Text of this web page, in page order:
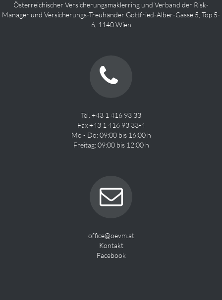
Österreichischer Versicherungsmaklerring und Verband der Risk-
Manager und Versicherungs-Treuhänder Gottfried-Alber-Gasse 5, Top 5-
6, 1140 Wien
Tel. +43 1 416 93 33
Fax +43 1 416 93 33-4
Mo - Do: 09:00 bis 16:00 h
Freitag: 09:00 bis 12:00 h
office@oevm.at
Kontakt
Facebook